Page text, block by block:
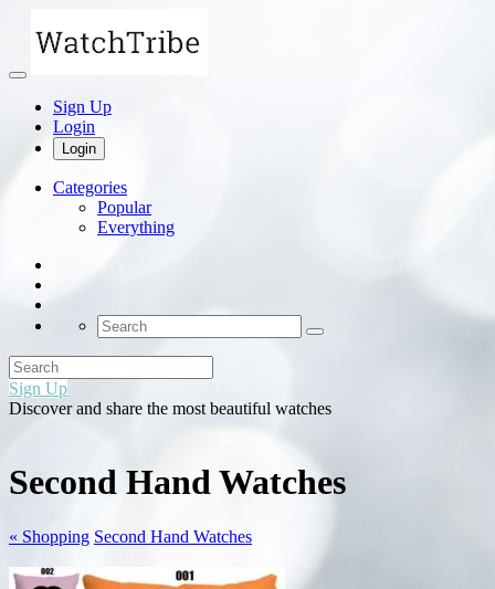
Sign Up
Login
Login
Categories
Popular
Everything
Sign Up
Discover and share the most beautiful watches
Second Hand Watches
« Shopping Second Hand Watches